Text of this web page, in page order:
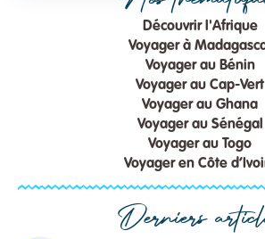
Découvrir l'Afrique
Voyager à
Voyager au Bénin
Voyager au Cap-Vert
Voyager au Ghana
Voyager au Sénégal
Voyager au Togo
Voyager en Côte
Derniers